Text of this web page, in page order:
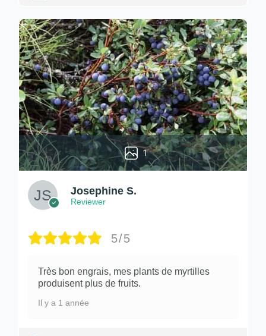
1
Josephine S.
Reviewer
5/5
Très bon engrais, mes plants de myrtilles
produisent plus de fruits.
Il y a 1 année